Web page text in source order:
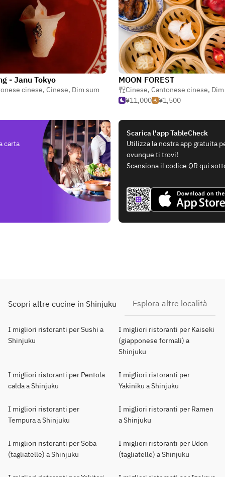
- Janu Tokyo
cinese, Cinese, Dim sum
MOON FOREST
Cinese, Cantonese cinese,
¥11,000
¥1,500
carta
Scarica l'app TableCheck
Utilizza la nostra app gratuita
ovunque ti trovi!
Scansiona il codice QR qui
Scopri altre cucine in Shinjuku Esplora altre località
I migliori ristoranti per Sushi a
Shinjuku
I migliori ristoranti per Kaiseki
(giapponese formali) a
Shinjuku
I migliori ristoranti per Pentola
calda a Shinjuku
I migliori ristoranti per
Yakiniku a Shinjuku
I migliori ristoranti per
Tempura a Shinjuku
I migliori ristoranti per Ramen
a Shinjuku
I migliori ristoranti per Soba
(tagliatelle) a Shinjuku
I migliori ristoranti per Udon
(tagliatelle) a Shinjuku